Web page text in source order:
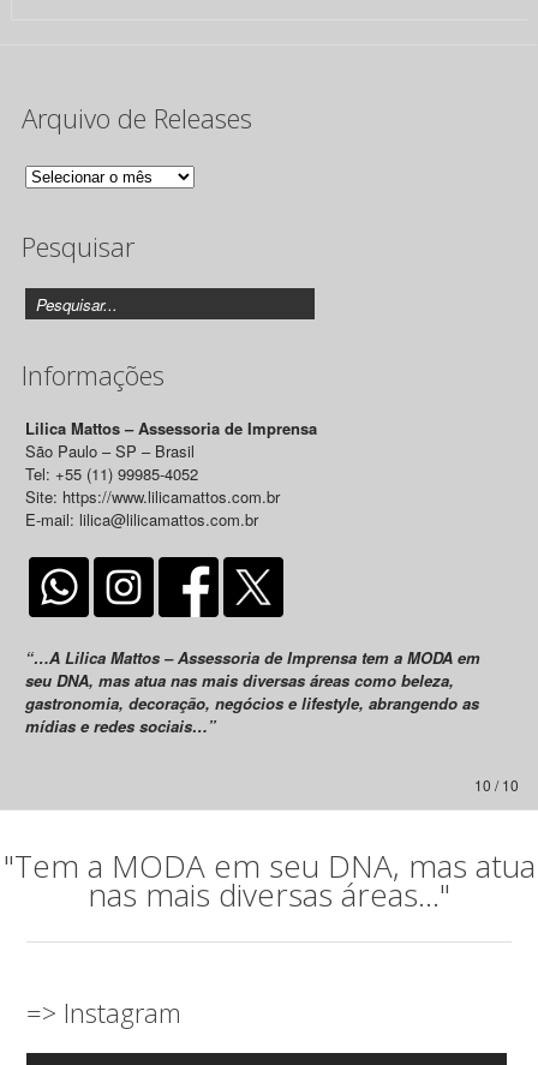
Arquivo de Releases
Arquivo
Releases
Pesquisar
Informações
Lilica Mattos – Assessoria de Imprensa
São Paulo – SP – Brasil
Tel: +55 (11) 99985-4052
Site: https://www.lilicamattos.com.br
E-mail: lilica@lilicamattos.com.br
“…A Lilica Mattos – Assessoria de Imprensa tem a MODA em
seu DNA, mas atua nas mais diversas áreas como beleza,
gastronomia, decoração, negócios e lifestyle, abrangendo as
mídias e redes sociais…”
10 / 10
"Tem a MODA em seu DNA, mas atua
nas mais diversas áreas..."
=> Instagram